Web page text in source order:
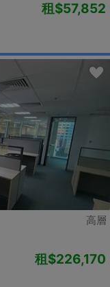
租$57,852
高層
租$226,170